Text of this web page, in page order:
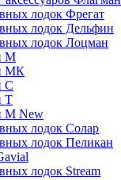
лодок Фрегат
лодок Дельфин
лодок Лоцман
М
МК
С
Т
М New
лодок Солар
лодок Пеликан
лодок Stream